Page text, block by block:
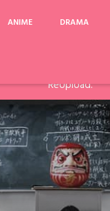
ANIME DRAMA
ReUpload.